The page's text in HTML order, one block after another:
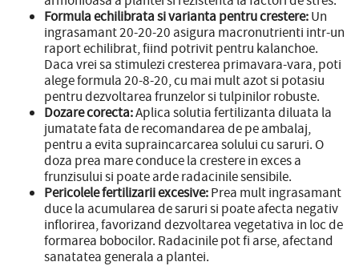
Formula echilibrata si varianta pentru crestere:Un
ingrasamant 20-20-20 asigura macronutrienti intr-un
raport echilibrat, fiind potrivit pentru kalanchoe.
Daca vrei sa stimulezi cresterea primavara-vara, poti
alege formula 20-8-20, cu mai mult azot si potasiu
pentru dezvoltarea frunzelor si tulpinilor robuste.
Dozare corecta:Aplica solutia fertilizanta diluata la
jumatate fata de recomandarea de pe ambalaj,
pentru a evita supraincarcarea solului cu saruri. O
doza prea mare conduce la crestere in exces a
frunzisului si poate arde radacinile sensibile.
Pericolele fertilizarii excesive:Prea mult ingrasamant
duce la acumularea de saruri si poate afecta negativ
inflorirea, favorizand dezvoltarea vegetativa in loc de
formarea bobocilor. Radacinile pot fi arse, afectand
sanatatea generala a plantei.